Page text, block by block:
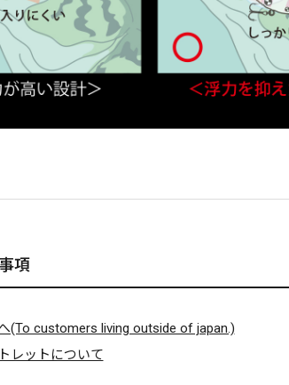
項
(To customers living outside of japan.)
レットについて